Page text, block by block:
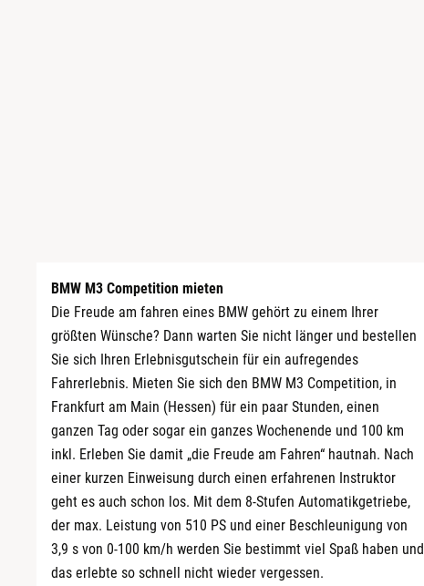
BMW M3 Competition mieten
Die Freude am fahren eines BMW gehört zu einem Ihrer
größten Wünsche? Dann warten Sie nicht länger und bestellen
Sie sich Ihren Erlebnisgutschein für ein aufregendes
Fahrerlebnis. Mieten Sie sich den BMW M3 Competition, in
Frankfurt am Main (Hessen) für ein paar Stunden, einen
ganzen Tag oder sogar ein ganzes Wochenende und 100 km
inkl. Erleben Sie damit „die Freude am Fahren“ hautnah. Nach
einer kurzen Einweisung durch einen erfahrenen Instruktor
geht es auch schon los. Mit dem 8-Stufen Automatikgetriebe,
der max. Leistung von 510 PS und einer Beschleunigung von
3,9 s von 0-100 km/h werden Sie bestimmt viel Spaß haben und
das erlebte so schnell nicht wieder vergessen.
Wuppertal
Zwickau